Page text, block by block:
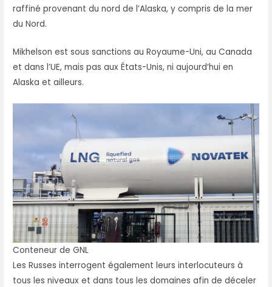
raffiné provenant du nord de l’Alaska, y compris de la mer
du Nord.
Mikhelson est sous sanctions au Royaume-Uni, au Canada
et dans l’UE, mais pas aux États-Unis, ni aujourd’hui en
Alaska et ailleurs.
Conteneur de GNL
Les Russes interrogent également leurs interlocuteurs à
tous les niveaux et dans tous les domaines afin de déceler